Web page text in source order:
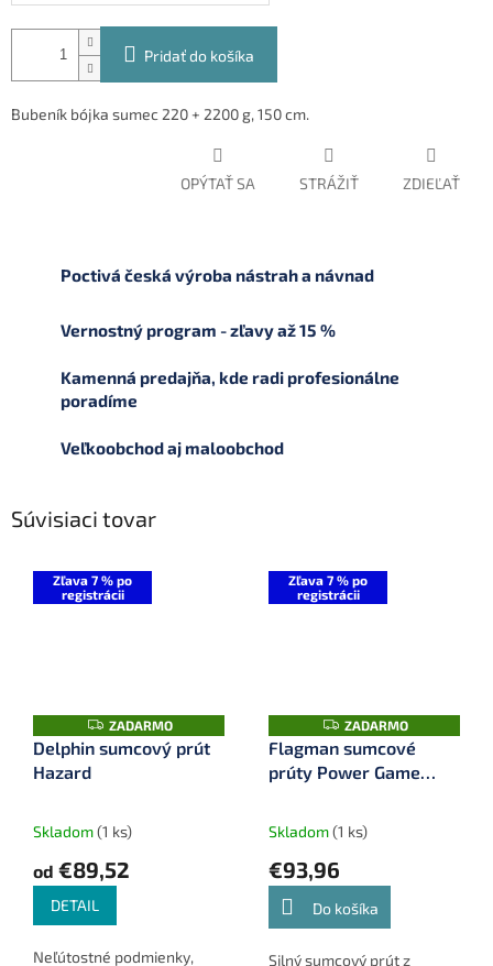
Pridať do košíka
Bubeník bójka sumec 220 + 2200 g, 150 cm.
OPÝTAŤ SA STRÁŽIŤ ZDIEĽAŤ
Poctivá česká výroba nástrah a návnad
Vernostný program - zľavy až 15 %
Kamenná predajňa, kde radi profesionálne
poradíme
Veľkoobchod aj maloobchod
Súvisiaci tovar
Zľava 7 % po
registrácii
Z
A
D
ZADARMO
Delphin sumcový prút
Hazard
Skladom(1 ks)
od €89,52
DETAIL
Neľútostné podmienky,
Zľava 7 % po
registrácii
Z
A
D
A
ZADARMO
Flagman sumcové
prúty Power Game
Skladom(1 ks)
€93,96
Do košíka
Silný sumcový prút z